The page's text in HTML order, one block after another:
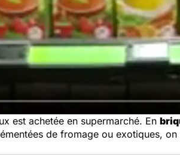
est achetée en supermarché. En
de fromage ou exotiques,